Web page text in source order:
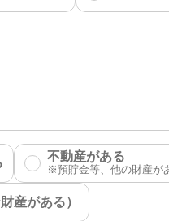
不動産がある
産がある）